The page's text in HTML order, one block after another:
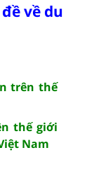
về du
trên thế
thế giới
Nam